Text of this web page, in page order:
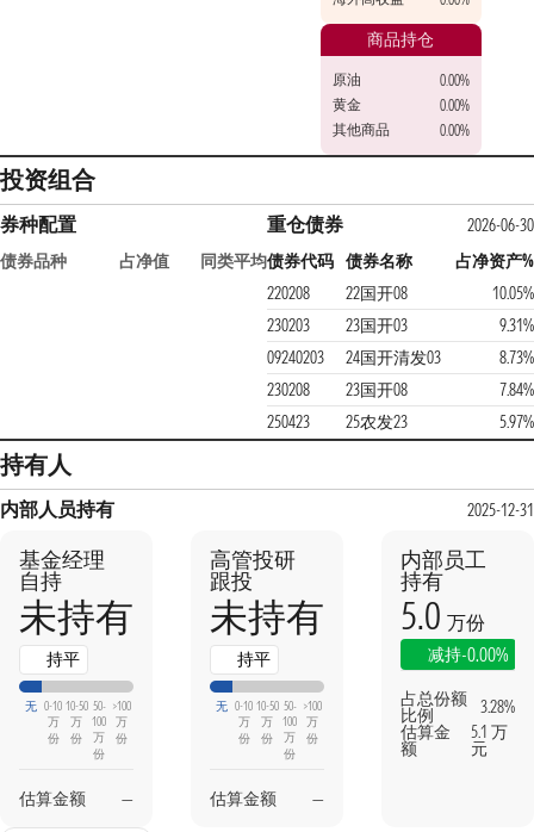
商品持仓
原油
0.00%
黄金
0.00%
其他商品
0.00%
投资组合
券种配置
债券品种 占净值 同类平均
重仓债券
2026-06-30
债券代码 债券名称
占净资产%
220208
22国开08
10.05%
230203
23国开03
9.31%
09240203
24国开清发03
8.73%
230208
23国开08
7.84%
250423
25农发23 5.97%
持有人
内部人员持有 2025-12-31
基金经理
自持
未持有
持平
无 0-10
万
份
10-50
万
份
50-
100
万
份
>100
万
份
估算金额 —
高管投研
跟投
未持有
持平
无 0-10
万
份
10-50
万
份
50-
100
万
份
>100
万
份
估算金额 —
内部员工
持有
5.0 万份
减持-0.00%
占总份额
比例
3.28%
估算金
额
5.1 万
元